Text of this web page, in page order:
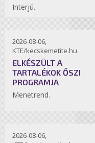
Interjú.
2026-08-06,
KTE/kecskemetite.hu
ELKÉSZÜLT A
TARTALÉKOK ŐSZI
PROGRAMJA
Menetrend.
2026-08-06,